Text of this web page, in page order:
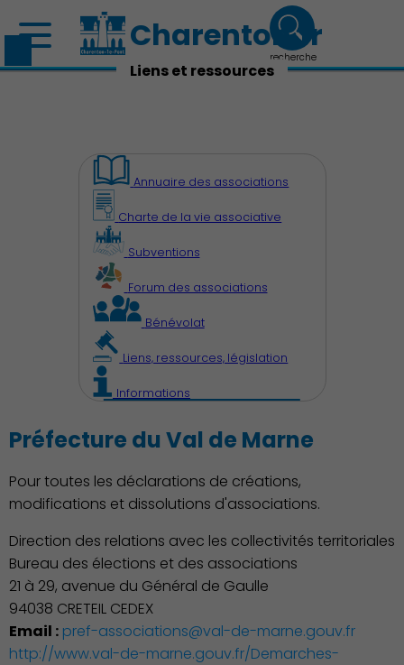
Découvrir Charenton
Charenton.fr
recherche
Liens et ressources
Annuaire des associations
Charte de la vie associative
Subventions
Forum des associations
Bénévolat
Liens, ressources, législation
Informations
Préfecture du Val de Marne
Pour toutes les déclarations de créations,
modifications et dissolutions d'associations.
Direction des relations avec les collectivités territoriales
Bureau des élections et des associations
21 à 29, avenue du Général de Gaulle
94038 CRETEIL CEDEX
Email : pref-associations@val-de-marne.gouv.fr
http://www.val-de-marne.gouv.fr/Demarches-